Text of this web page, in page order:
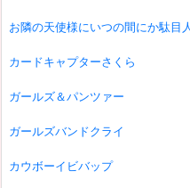
お隣の天使様にいつの間にか駄目
カードキャプターさくら
ガールズ＆パンツァー
ガールズバンドクライ
カウボーイビバップ